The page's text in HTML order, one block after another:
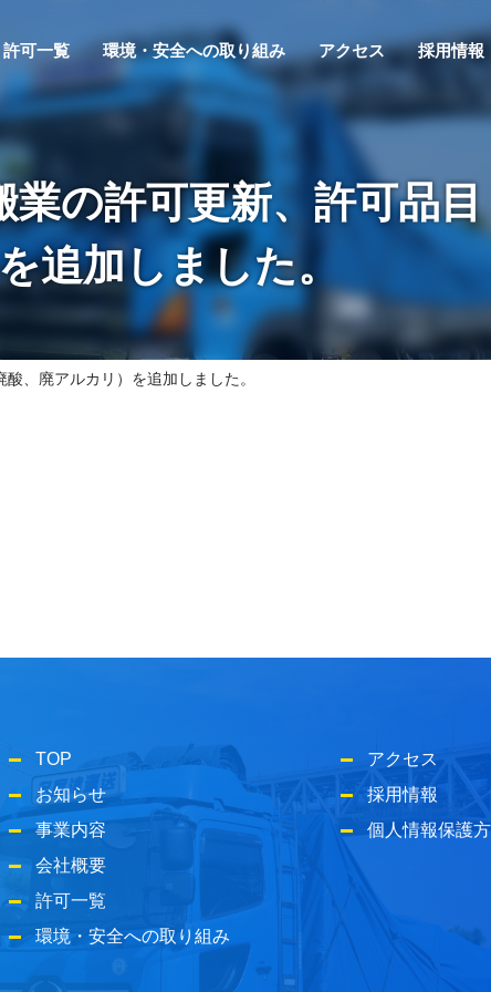
許可一覧 環境・安全への取り組み アクセス 採用情報
の許可更新、許可品
追加しました。
、廃アルカリ）を追加しました。
TOP
お知らせ
事業内容
会社概要
許可一覧
環境・安全への取り組み
アクセス
採用情報
個人情報保護